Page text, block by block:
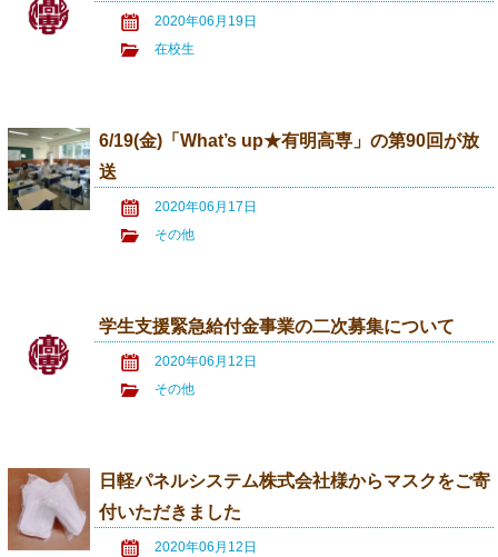
2020年06月19日
在校生
6/19(金)「What’s up★有明高専」の第90回が放
送
2020年06月17日
その他
学生支援緊急給付金事業の二次募集について
2020年06月12日
その他
日軽パネルシステム株式会社様からマスクをご寄
付いただきました
2020年06月12日